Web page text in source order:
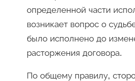
определенной части
возникает вопрос о
было исполнено до
расторжения договора.
По общему правилу,